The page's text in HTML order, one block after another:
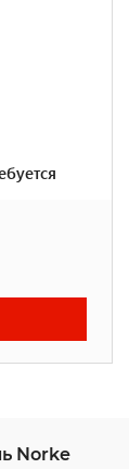
Norke